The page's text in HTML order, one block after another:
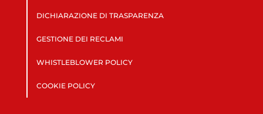
DICHIARAZIONE DI TRASPARENZA
GESTIONE DEI RECLAMI
WHISTLEBLOWER POLICY
COOKIE POLICY